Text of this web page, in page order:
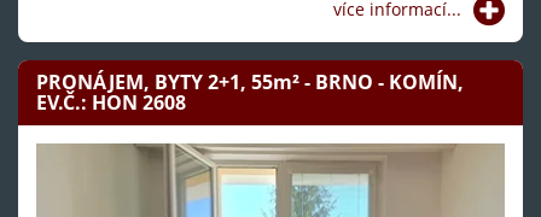
více informací...
PRONÁJEM, BYTY 2+1, 55m²- BRNO - KOMÍN,
EV.Č.: HON 2608